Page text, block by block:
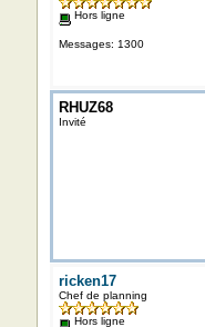
Hors ligne
Messages: 1300
RHUZ68
Invité
ricken17
Chef de planning
Hors ligne